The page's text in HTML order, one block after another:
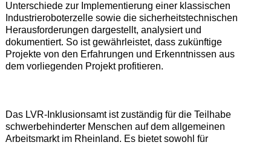
Unterschiede zur Implementierung einer klassischen
Industrieroboterzelle sowie die sicherheitstechnischen
Herausforderungen dargestellt, analysiert und
dokumentiert. So ist gewährleistet, dass zukünftige
Projekte von den Erfahrungen und Erkenntnissen aus
dem vorliegenden Projekt profitieren.
Das LVR-Inklusionsamt ist zuständig für die Teilhabe
schwerbehinderter Menschen auf dem allgemeinen
Arbeitsmarkt im Rheinland. Es bietet sowohl für